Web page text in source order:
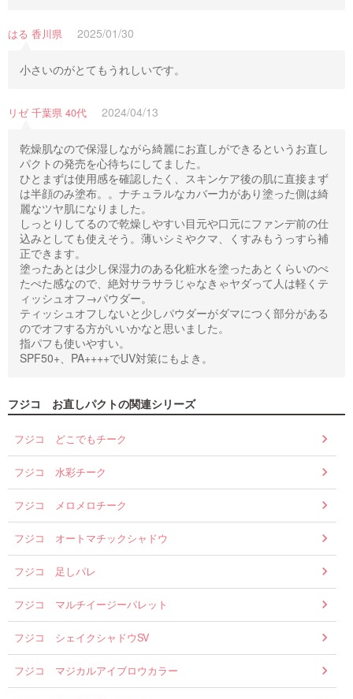
はる 香川県 2025/01/30
小さいのがとてもうれしいです。
リゼ 千葉県 40代 2024/04/13
乾燥肌なので保湿しながら綺麗にお直しができるというお直し
パクトの発売を心待ちにしてました。
ひとまずは使用感を確認したく、スキンケア後の肌に直接まず
は半顔のみ塗布。。ナチュラルなカバー力があり塗った側は綺
麗なツヤ肌になりました。
しっとりしてるので乾燥しやすい目元や口元にファンデ前の仕
込みとしても使えそう。薄いシミやクマ、くすみもうっすら補
正できます。
塗ったあとは少し保湿力のある化粧水を塗ったあとくらいのぺ
たぺた感なので、絶対サラサラじゃなきゃヤダって人は軽くテ
ィッシュオフ→パウダー。
ティッシュオフしないと少しパウダーがダマにつく部分がある
のでオフする方がいいかなと思いました。
指パフも使いやすい。
SPF50+、PA++++でUV対策にもよき。
フジコ お直しパクトの関連シリーズ
フジコ どこでもチーク
フジコ 水彩チーク
フジコ メロメロチーク
フジコ オートマチックシャドウ
フジコ 足しパレ
フジコ マルチイージーパレット
フジコ シェイクシャドウSV
フジコ マジカルアイブロウカラー